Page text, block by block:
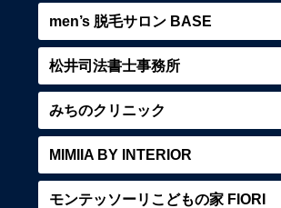
men’s 脱毛サロン BASE
松井司法書士事務所
みちのクリニック
MIMIIA BY INTERIOR
モンテッソーリこどもの家 FIORI